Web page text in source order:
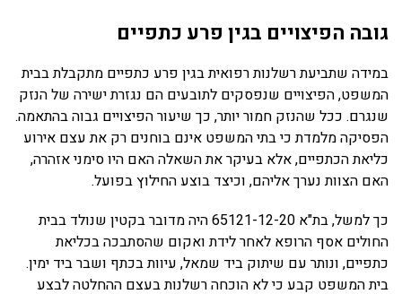
גובה הפיצויים בגין פרע כתפיים
במידה שתביעת רשלנות רפואית בגין פרע כתפיים מתקבלת בבית
המשפט, הפיצויים שנפסקים לתובעים הם נגזרת ישירה של הנזק
שנגרם. ככל שהנזק חמור יותר, כך שיעור הפיצויים גבוה בהתאמה.
הפסיקה מלמדת כי בתי המשפט אינם בוחנים רק את עצם אירוע
כליאת הכתפיים, אלא בעיקר את השאלה האם היו סימני אזהרה,
האם הצוות נערך אליהם, וכיצד בוצע החילוץ בפועל.
כך למשל, בת"א 65121-12-20 היה מדובר בקטין שנולד בבית
החולים אסף הרופא לאחר לידת ואקום שהסתבכה בכליאת
כתפיים, ונותר עם שיתוק ביד שמאל, עיוות בכתף ושבר ביד ימין.
בית המשפט קבע כי לא הוכחה רשלנות בעצם ההחלטה לבצע